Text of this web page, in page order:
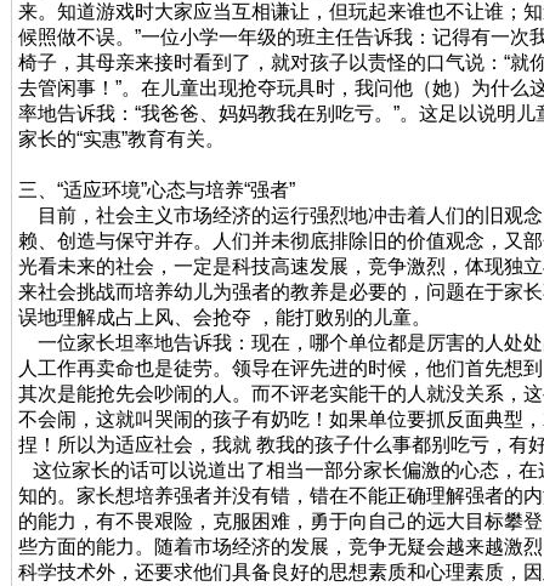
来。知道游戏时大家应当互相谦让，但玩起来谁也不让谁；
候照做不误。”一位小学一年级的班主任告诉我：记得有一次
椅子，其母亲来接时看到了，就对孩子以责怪的口气说：“就
去管闲事！”。在儿童出现抢夺玩具时，我问他（她）为什么
率地告诉我：“我爸爸、妈妈教我在别吃亏。”。这足以说明
家长的“实惠”教育有关。
三、“适应环境”心态与培养“强者”
目前，社会主义市场经济的运行强烈地冲击着人们的旧观
赖、创造与保守并存。人们并未彻底排除旧的价值观念，又
光看未来的社会，一定是科技高速发展，竞争激烈，体现独
来社会挑战而培养幼儿为强者的教养是必要的，问题在于家
误地理解成占上风、会抢夺 ，能打败别的儿童。
一位家长坦率地告诉我：现在，哪个单位都是厉害的人处
人工作再卖命也是徒劳。领导在评先进的时候，他们首先想
其次是能抢先会吵闹的人。而不评老实能干的人就没关系，
不会闹，这就叫哭闹的孩子有奶吃！如果单位要抓反面典型
捏！所以为适应社会，我就 教我的孩子什么事都别吃亏，有
这位家长的话可以说道出了相当一部分家长偏激的心态，
知的。家长想培养强者并没有错，错在不能正确理解强者的
的能力，有不畏艰险，克服困难，勇于向自己的远大目标攀
些方面的能力。随着市场经济的发展，竞争无疑会越来越激
科学技术外，还要求他们具备良好的思想素质和心理素质，